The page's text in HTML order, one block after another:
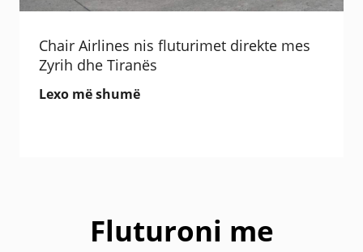
Chair Airlines nis fluturimet direkte mes
Zyrih dhe Tiranës
Lexo më shumë
Fluturoni me